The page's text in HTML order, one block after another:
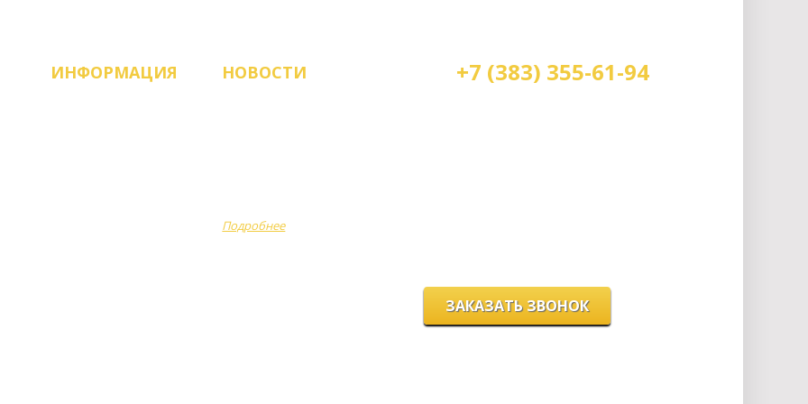
ИНФОРМАЦИЯ НОВОСТИ
Подробнее
+7 (383) 355-61-94
ЗАКАЗАТЬ ЗВОНОК